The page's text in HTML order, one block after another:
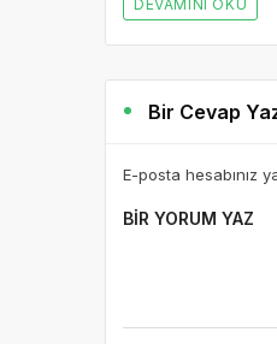
DEVAMINI OKU
Bir Cevap
E-posta hesabınız
BIR YORUM YAZ